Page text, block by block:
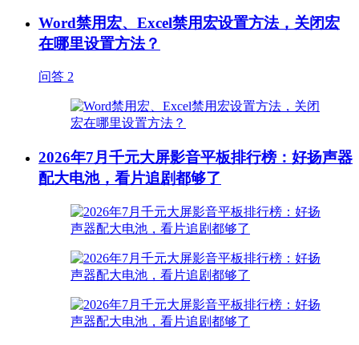
Word禁用宏、Excel禁用宏设置方法，关闭宏
在哪里设置方法？
问答 2
2026年7月千元大屏影音平板排行榜：好扬声器
配大电池，看片追剧都够了